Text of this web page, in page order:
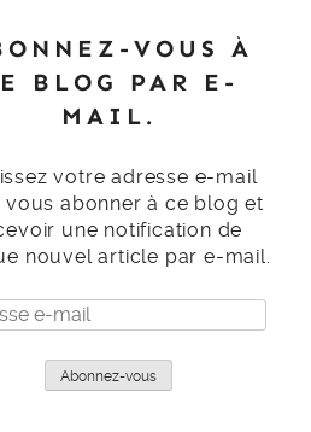
VOUS À
BLOG PAR E-
MAIL.
votre adresse e-mail
vous abonner à ce blog et
une notification de
nouvel article par e-mail.
Abonnez-vous